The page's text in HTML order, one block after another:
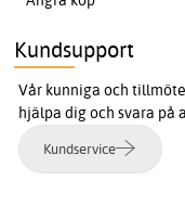
Kundsupport
Vår kunniga och
hjälpa dig och svara på
Kundservice